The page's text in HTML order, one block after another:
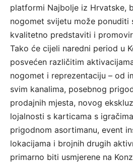
platformi Najbolje iz Hrvatske,
nogomet svijetu može ponuditi
kvalitetno predstaviti i
Tako će cijeli naredni period u
posvećen različitim
nogomet i reprezentaciju – od
svim kanalima, posebnog
prodajnih mjesta, novog
lojalnosti s karticama s
prigodnom asortimanu, event
lokacijama i brojnih drugih
primarno biti usmjerene na